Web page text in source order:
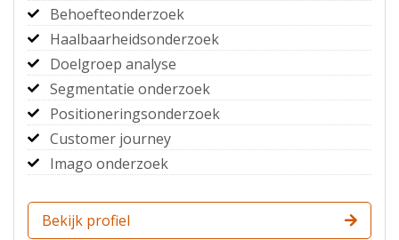
Behoefteonderzoek
Haalbaarheidsonderzoek
Doelgroep analyse
Segmentatie onderzoek
Positioneringsonderzoek
Customer journey
Imago onderzoek
Bekijk profiel